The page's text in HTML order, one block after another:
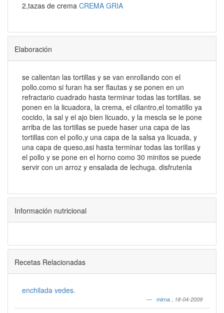
2,tazas de crema CREMA GRIA
Elaboración
se calientan las tortillas y se van enrollando con el
pollo.como si furan ha ser flautas y se ponen en un
refractario cuadrado hasta terminar todas las tortillas. se
ponen en la licuadora, la crema, el cilantro,el tomatillo ya
cocido, la sal y el ajo bien licuado, y la mescla se le pone
arriba de las tortillas se puede haser una capa de las
tortillas con el pollo,y una capa de la salsa ya licuada, y
una capa de queso,asi hasta terminar todas las torillas y
el pollo y se pone en el horno como 30 minitos se puede
servir con un arroz y ensalada de lechuga. disfrutenla
Información nutricional
Recetas Relacionadas
enchilada vedes.
mirna 18-04-2009